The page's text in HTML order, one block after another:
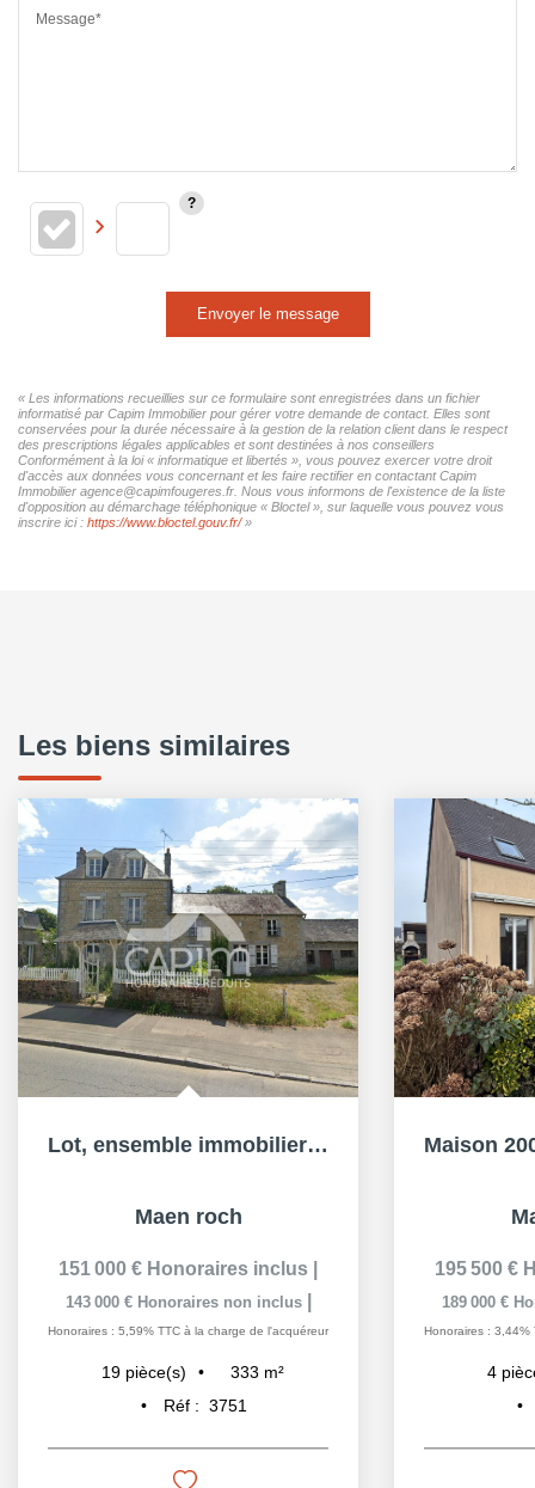
Message*
Envoyer le message
« Les informations recueillies sur ce formulaire sont enregistrées dans un fichier
informatisé par Capim Immobilier pour gérer votre demande de contact. Elles sont
conservées pour la durée nécessaire à la gestion de la relation client dans le respect
des prescriptions légales applicables et sont destinées à nos conseillers
Conformément à la loi « informatique et libertés », vous pouvez exercer votre droit
d'accès aux données vous concernant et les faire rectifier en contactant Capim
Immobilier agence@capimfougeres.fr. Nous vous informons de l'existence de la liste
d'opposition au démarchage téléphonique « Bloctel », sur laquelle vous pouvez vous
inscrire ici : https://www.bloctel.gouv.fr/»
Les biens similaires
Lot, ensemble immobiliers 3 Maisons Maen Roch 19 pièce(s)...
Maen roch
151 000 € Honoraires inclus
143 000 € Honoraires non inclus
Honoraires : 5,59% TTC à la charge de l'acquéreur
19 pièce(s) 333 m²
Réf : 3751
195 500 €
189 000 €
Honoraires : 3,44%
4